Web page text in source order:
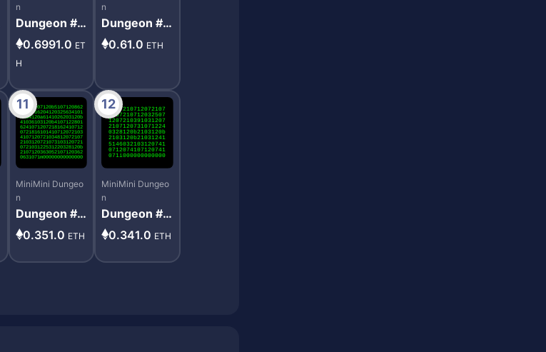
n
Dungeon #9
27
0.6991.0 ET
H
n
Dungeon #9
15
0.61.0 ETH
11
MiniMini Dungeo
n
Dungeon #6
59
0.351.0 ETH
12
MiniMini Dungeo
n
Dungeon #8
19
0.341.0 ETH